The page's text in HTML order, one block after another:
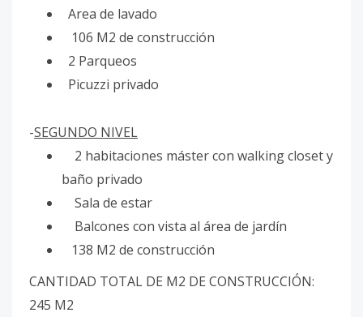
Area de lavado
106 M2 de construcción
2 Parqueos
Picuzzi privado
-SEGUNDO NIVEL
2 habitaciones máster con walking closet y
baño privado
Sala de estar
Balcones con vista al área de jardín
138 M2 de construcción
CANTIDAD TOTAL DE M2 DE CONSTRUCCIÓN:
245 M2